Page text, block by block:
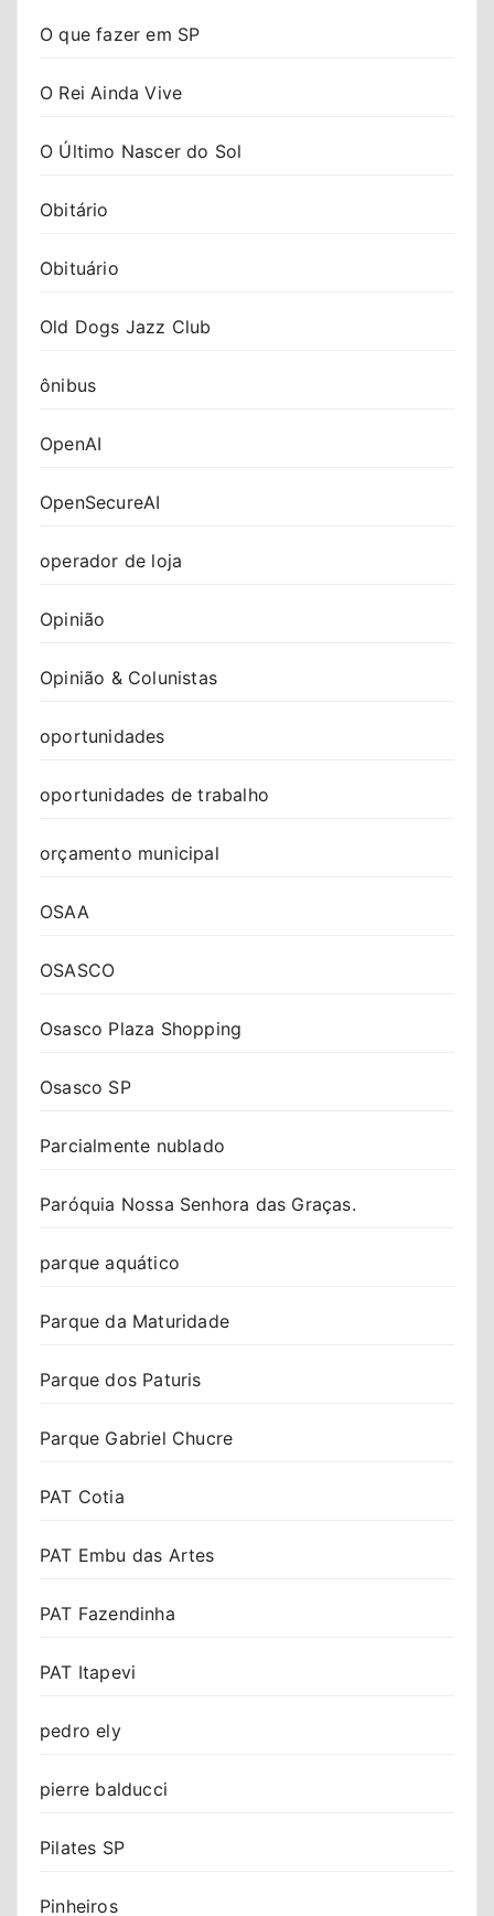
O que fazer em SP
O Rei Ainda Vive
O Último Nascer do Sol
Obitário
Obituário
Old Dogs Jazz Club
ônibus
OpenAI
OpenSecureAI
operador de loja
Opinião
Opinião & Colunistas
oportunidades
oportunidades de trabalho
orçamento municipal
OSAA
OSASCO
Osasco Plaza Shopping
Osasco SP
Parcialmente nublado
Paróquia Nossa Senhora das Graças.
parque aquático
Parque da Maturidade
Parque dos Paturis
Parque Gabriel Chucre
PAT Cotia
PAT Embu das Artes
PAT Fazendinha
PAT Itapevi
pedro ely
pierre balducci
Pilates SP
Pinheiros